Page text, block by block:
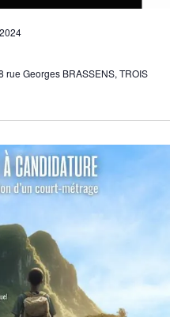
rue Georges BRASSENS, TROIS